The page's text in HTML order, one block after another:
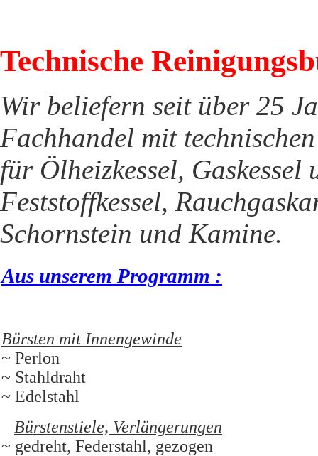
Technische
Wir beliefern seit über 25
Fachhandel mit
für Ölheizkessel, Gaskessel
Feststoffkessel,
Schornstein und Kamine.
Aus unserem Programm :
Bürsten mit Innengewinde
~ Perlon
~ Stahldraht
~ Edelstahl
Bürstenstiele, Verlängerungen
~ gedreht, Federstahl, gezogen